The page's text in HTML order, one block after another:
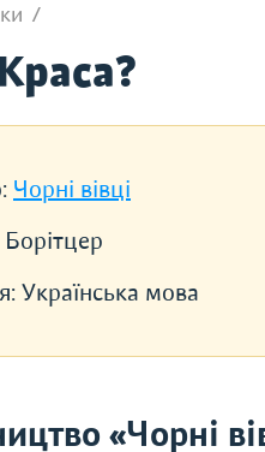
/
Чорні вівці
Українська мова
«Чорні